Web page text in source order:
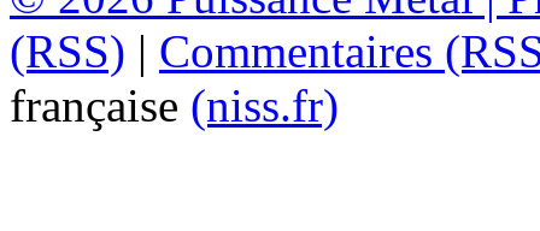
(RSS) | Commentaires
française (niss.fr)